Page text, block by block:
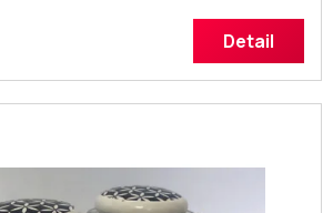
Detail